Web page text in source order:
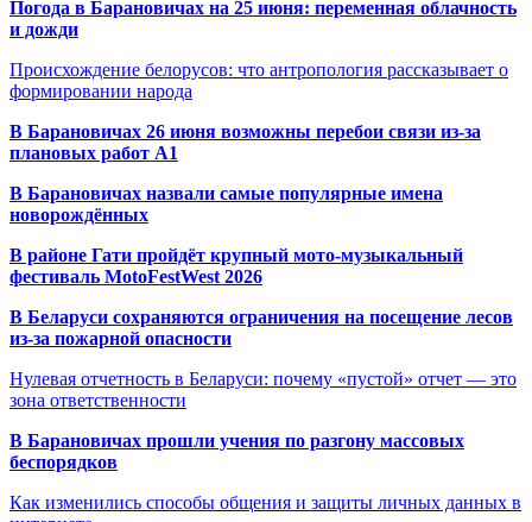
Погода в Барановичах на 25 июня: переменная облачность
и дожди
Происхождение белорусов: что антропология рассказывает о
формировании народа
В Барановичах 26 июня возможны перебои связи из-за
плановых работ A1
В Барановичах назвали самые популярные имена
новорождённых
В районе Гати пройдёт крупный мото-музыкальный
фестиваль MotoFestWest 2026
В Беларуси сохраняются ограничения на посещение лесов
из-за пожарной опасности
Нулевая отчетность в Беларуси: почему «пустой» отчет — это
зона ответственности
В Барановичах прошли учения по разгону массовых
беспорядков
Как изменились способы общения и защиты личных данных в